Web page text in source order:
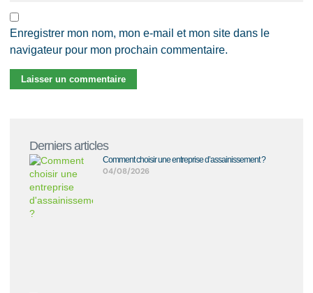
Enregistrer mon nom, mon e-mail et mon site dans le
navigateur pour mon prochain commentaire.
Derniers articles
Comment choisir une entreprise d’assainissement ?
04/08/2026